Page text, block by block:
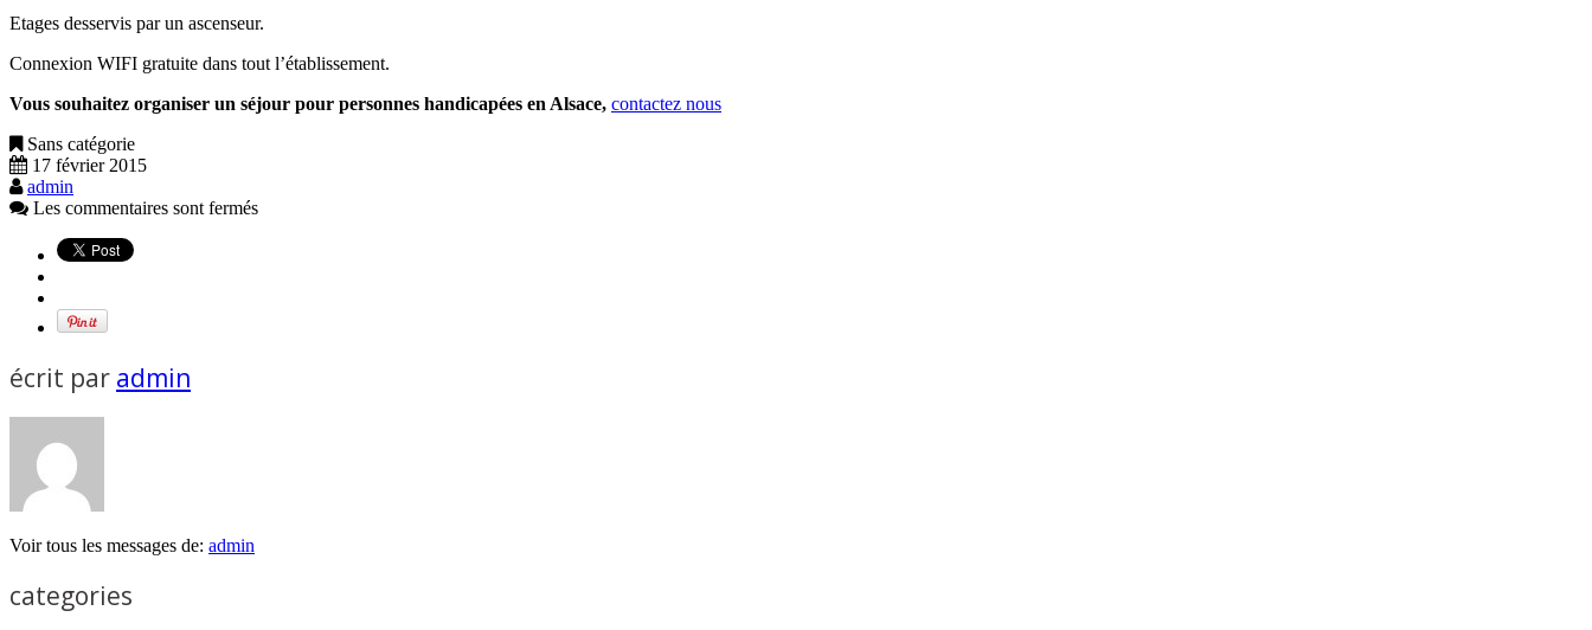
Etages desservis par un ascenseur.
Connexion WIFI gratuite dans tout l’établissement.
Vous souhaitez organiser un séjour pour personnes handicapées en Alsace, contactez nous
Sans catégorie
17 février 2015
admin
Les commentaires sont fermés
écrit par admin
Voir tous les messages de: admin
categories